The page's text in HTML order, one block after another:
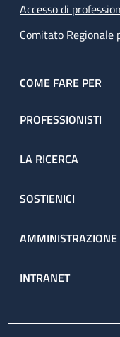
Accesso di
Comitato Regionale
COME FARE PER
PROFESSIONISTI
LA RICERCA
SOSTIENICI
AMMINISTRAZIONE
INTRANET